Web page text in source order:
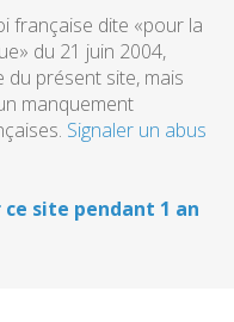
française dite «pour la
du 21 juin 2004,
présent site, mais
manquement
Signaler un abus
site pendant 1 an